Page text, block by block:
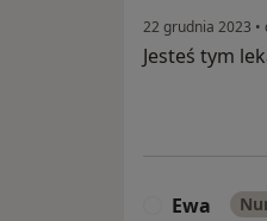
22 grudnia 2023 •
Jesteś tym
Ewa